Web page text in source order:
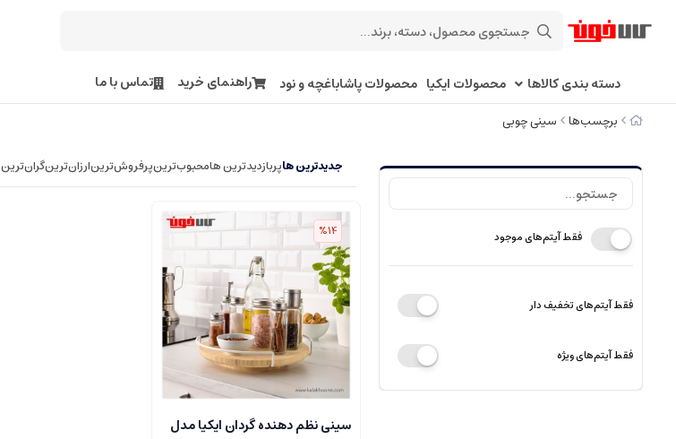
دسته بندی کالاها محصولات ایکیا محصولات پاشاباغچه و نود راهنمای خرید تماس با ما
برچسب‌ها سینی چوبی
فقط آیتم‌های موجود
فقط آیتم‌های تخفیف دار
فقط آیتم‌های ویژه
جدیدترین هاپربازدیدترین هامحبوب‌‌ترینپرفروش‌ترینارزان‌ترینگران‌ترین
%14
سینی نظم دهنده گردان ایکیا مدل